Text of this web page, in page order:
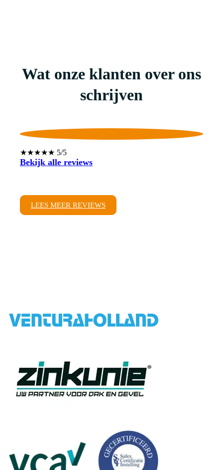
Wat onze klanten over ons
schrijven
★★★★★ 5/5
Bekijk alle reviews
LEES MEER REVIEWS